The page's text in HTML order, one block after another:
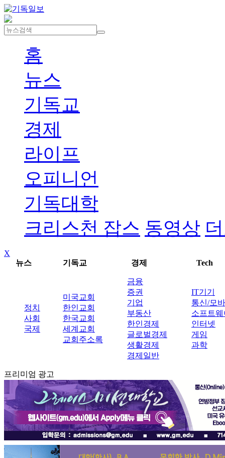
홈
뉴스
기독교
경제
라이프
오피니언
기독대학
크리스천 잡스 동영상
X
뉴스
기독교 경제 Tech
정치
사회
국제
미국교회
한인교회
한국교회
세계교회
교회주소록
금융
증권
기업
부동산
한인경제
글로벌경제
생활경제
경제일반
IT기기
통신/모
소프트웨
인터넷
게임
과학
프리미엄 광고